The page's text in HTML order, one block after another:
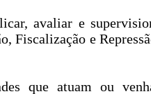
avaliar e
Fiscalização e
que atuam ou